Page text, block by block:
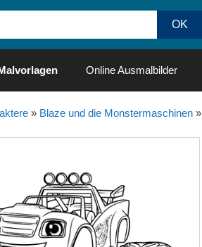
Online Ausmalbilder
» Blaze und die Monstermaschinen»